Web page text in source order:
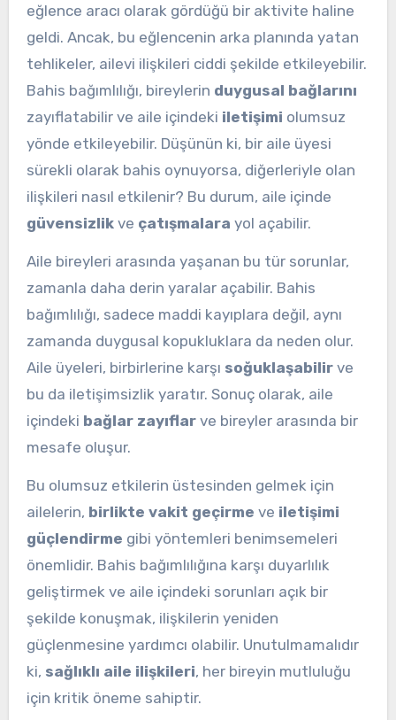
eğlence aracı olarak gördüğü bir aktivite haline
geldi. Ancak, bu eğlencenin arka planında yatan
tehlikeler, ailevi ilişkileri ciddi şekilde etkileyebilir.
Bahis bağımlılığı, bireylerin duygusal bağlarını
zayıflatabilir ve aile içindeki iletişimi olumsuz
yönde etkileyebilir. Düşünün ki, bir aile üyesi
sürekli olarak bahis oynuyorsa, diğerleriyle olan
ilişkileri nasıl etkilenir? Bu durum, aile içinde
güvensizlikve çatışmalara yol açabilir.
Aile bireyleri arasında yaşanan bu tür sorunlar,
zamanla daha derin yaralar açabilir. Bahis
bağımlılığı, sadece maddi kayıplara değil, aynı
zamanda duygusal kopukluklara da neden olur.
Aile üyeleri, birbirlerine karşı soğuklaşabilirve
bu da iletişimsizlik yaratır. Sonuç olarak, aile
içindeki bağlar zayıflarve bireyler arasında bir
mesafe oluşur.
Bu olumsuz etkilerin üstesinden gelmek için
ailelerin, birlikte vakit geçirme ve iletişimi
güçlendirme gibi yöntemleri benimsemeleri
önemlidir. Bahis bağımlılığına karşı duyarlılık
geliştirmek ve aile içindeki sorunları açık bir
şekilde konuşmak, ilişkilerin yeniden
güçlenmesine yardımcı olabilir. Unutulmamalıdır
ki, sağlıklı aile ilişkileri, her bireyin mutluluğu
için kritik öneme sahiptir.